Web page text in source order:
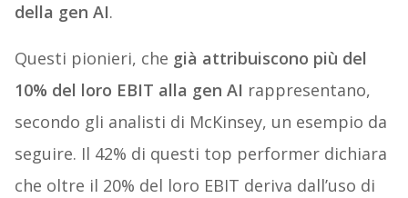
della gen AI.
Questi pionieri, che già attribuiscono più del
10% del loro EBIT alla gen AI rappresentano,
secondo gli analisti di McKinsey, un esempio da
seguire. Il 42% di questi top performer dichiara
che oltre il 20% del loro EBIT deriva dall’uso di